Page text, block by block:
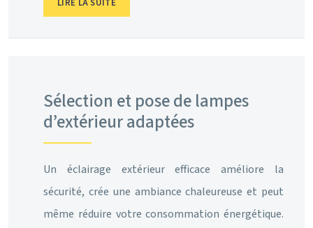
Sélection et pose de lampes
d’extérieur adaptées
Un éclairage extérieur efficace améliore la
sécurité, crée une ambiance chaleureuse et peut
même réduire votre consommation énergétique.